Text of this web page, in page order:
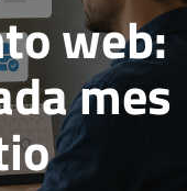
web:
mes